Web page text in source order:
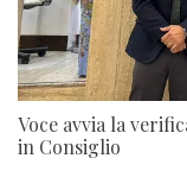
Voce avvia la
in Consiglio